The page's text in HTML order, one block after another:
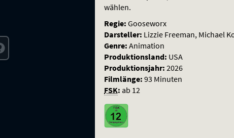
wählen.
Regie: Gooseworx
Darsteller: Lizzie Freeman, Michael
Genre: Animation
Produktionsland: USA
Produktionsjahr: 2026
Filmlänge: 93 Minuten
FSK: ab 12